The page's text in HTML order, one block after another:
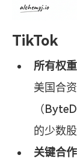
TikTok
所有权重
美国合
（
的少数股
关键合作